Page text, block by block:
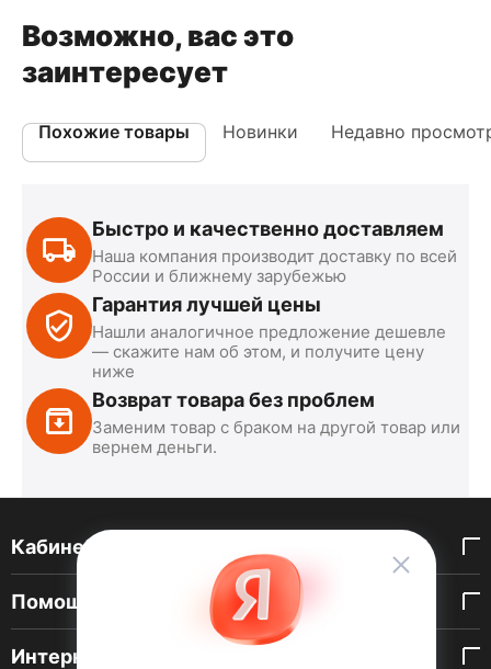
Возможно, вас это
заинтересует
Похожие товары Новинки Недавно
Быстро и качественно доставляем
Наша компания производит доставку по всей
России и ближнему зарубежью
Гарантия лучшей цены
Нашли аналогичное предложение дешевле
— скажите нам об этом, и получите цену
ниже
Возврат товара без проблем
Заменим товар с браком на другой товар или
вернем деньги.
Кабинет покупателя
Помощь покупателю
Интернет-магазин